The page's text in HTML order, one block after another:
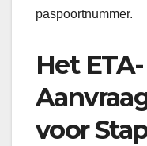
paspoortnummer.
Het ETA-
voor